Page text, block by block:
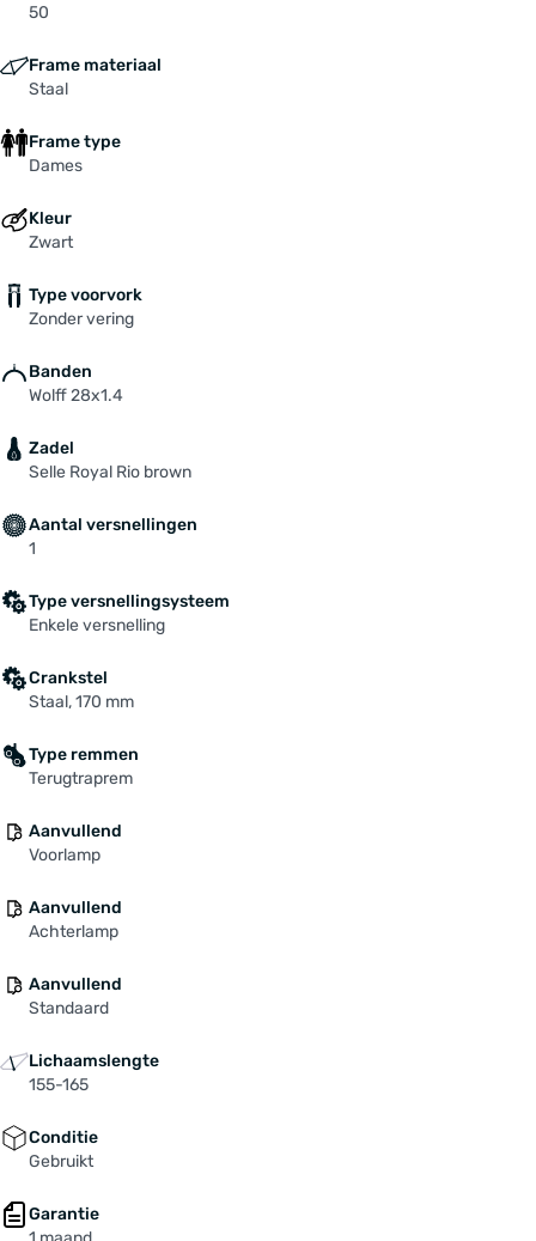
50
Frame materiaal
Staal
Frame type
Dames
Kleur
Zwart
Type voorvork
Zonder vering
Banden
Wolff 28x1.4
Zadel
Selle Royal Rio brown
Aantal versnellingen
1
Type versnellingsysteem
Enkele versnelling
Crankstel
Staal, 170 mm
Type remmen
Terugtraprem
Aanvullend
Voorlamp
Aanvullend
Achterlamp
Aanvullend
Standaard
Lichaamslengte
155-165
Conditie
Gebruikt
Garantie